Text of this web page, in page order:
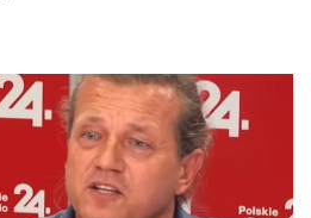
Się
Czechów
Do
Ataku
Na
Ataku,